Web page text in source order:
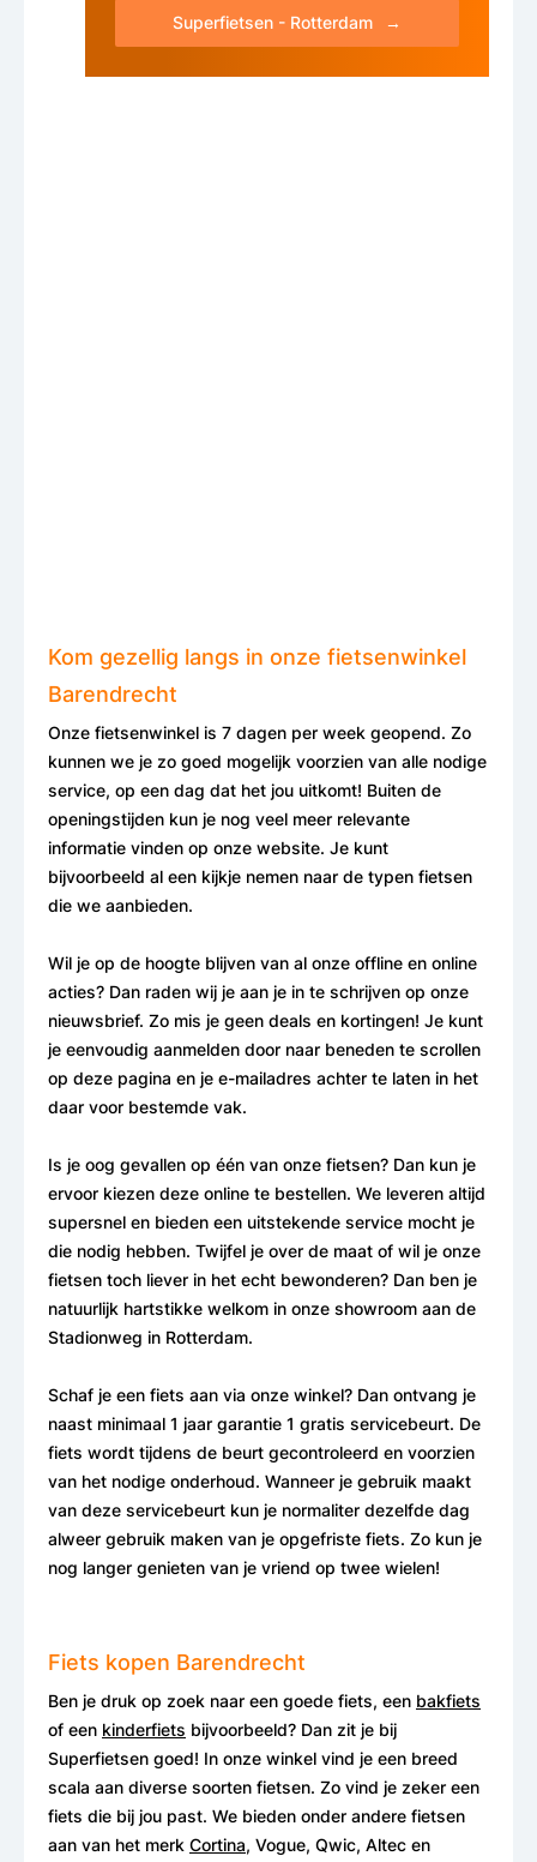
Superfietsen - Rotterdam
Kom gezellig langs in onze fietsenwinkel
Barendrecht
Onze fietsenwinkel is 7 dagen per week geopend. Zo
kunnen we je zo goed mogelijk voorzien van alle nodige
service, op een dag dat het jou uitkomt! Buiten de
openingstijden kun je nog veel meer relevante
informatie vinden op onze website. Je kunt
bijvoorbeeld al een kijkje nemen naar de typen fietsen
die we aanbieden.
Wil je op de hoogte blijven van al onze offline en online
acties? Dan raden wij je aan je in te schrijven op onze
nieuwsbrief. Zo mis je geen deals en kortingen! Je kunt
je eenvoudig aanmelden door naar beneden te scrollen
op deze pagina en je e-mailadres achter te laten in het
daar voor bestemde vak.
Is je oog gevallen op één van onze fietsen? Dan kun je
ervoor kiezen deze online te bestellen. We leveren altijd
supersnel en bieden een uitstekende service mocht je
die nodig hebben. Twijfel je over de maat of wil je onze
fietsen toch liever in het echt bewonderen? Dan ben je
natuurlijk hartstikke welkom in onze showroom aan de
Stadionweg in Rotterdam.
Schaf je een fiets aan via onze winkel? Dan ontvang je
naast minimaal 1 jaar garantie 1 gratis servicebeurt. De
fiets wordt tijdens de beurt gecontroleerd en voorzien
van het nodige onderhoud. Wanneer je gebruik maakt
van deze servicebeurt kun je normaliter dezelfde dag
alweer gebruik maken van je opgefriste fiets. Zo kun je
nog langer genieten van je vriend op twee wielen!
Fiets kopen Barendrecht
Ben je druk op zoek naar een goede fiets, een bakfiets
of een kinderfiets bijvoorbeeld? Dan zit je bij
Superfietsen goed! In onze winkel vind je een breed
scala aan diverse soorten fietsen. Zo vind je zeker een
fiets die bij jou past. We bieden onder andere fietsen
aan van het merk Cortina, Vogue, Qwic, Altec en